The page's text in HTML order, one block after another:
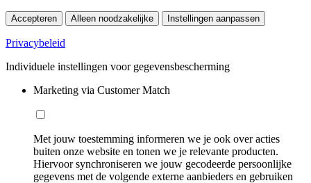
Accepteren Alleen noodzakelijke Instellingen aanpassen
Privacybeleid
Individuele instellingen voor gegevensbescherming
Marketing via Customer Match
Met jouw toestemming informeren we je ook over acties
buiten onze website en tonen we je relevante producten.
Hiervoor synchroniseren we jouw gecodeerde persoonlijke
gegevens met de volgende externe aanbieders en gebruiken